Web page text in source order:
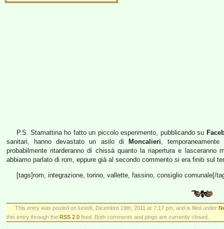
P.S. Stamattina ho fatto un piccolo esperimento, pubblicando su
sanitari, hanno devastato un asilo di
Moncalieri,
probabilmente ritarderanno di chissà quanto la riapertura e
abbiamo parlato di rom, eppure già al secondo commento si era finiti sul
[tags]rom, integrazione, torino, vallette, fassino, consiglio comunale[/
This entry was posted on lunedì, Dicembre 19th, 2011 at 7:17 pm, and is filed under
this entry through the RSS 2.0 feed. Both comments and pings are currently closed.